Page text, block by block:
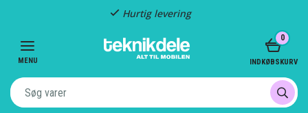
Hurtig levering
MENU
0
INDKØBSKURV